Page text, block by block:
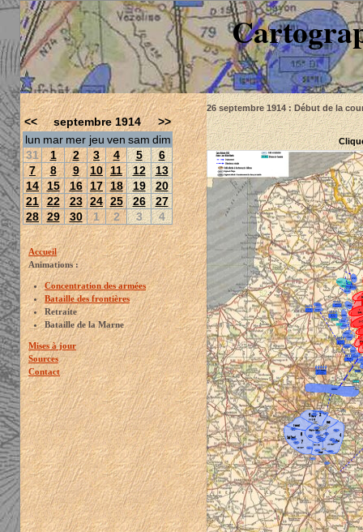
<< septembre 1914
>>
lun mar mer jeu ven sam dim
31
1 2 3 4 5
6
7
8 9 10 11 12
13
14 15 16 17 18 19
20
21 22 23 24 25 26
27
28 29 30 1 2 3 4
Accueil
Animations :
Concentration des armées
Bataille des frontières
Retraite
Bataille de la Marne
Mises à jour
Sources
Contact
26 septembre 1914 : Début de la